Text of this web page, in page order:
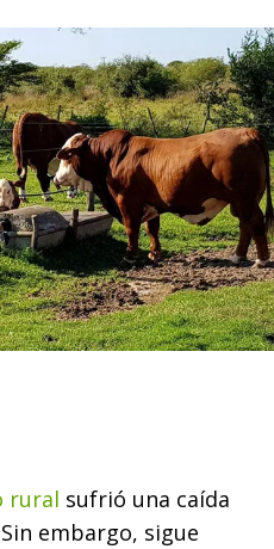
rural sufrió una caída
embargo, sigue